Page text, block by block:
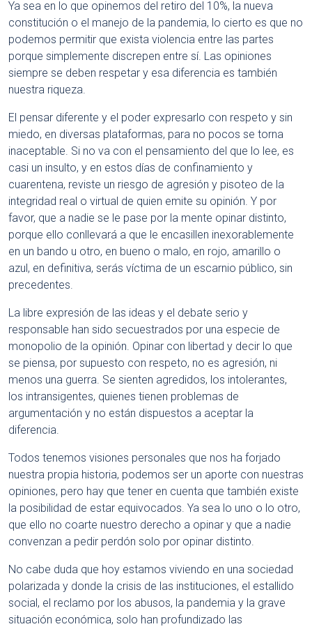
Ya sea en lo que opinemos del retiro del 10%, la nueva
constitución o el manejo de la pandemia, lo cierto es que no
podemos permitir que exista violencia entre las partes
porque simplemente discrepen entre sí. Las opiniones
siempre se deben respetar y esa diferencia es también
nuestra riqueza.
El pensar diferente y el poder expresarlo con respeto y sin
miedo, en diversas plataformas, para no pocos se torna
inaceptable. Si no va con el pensamiento del que lo lee, es
casi un insulto, y en estos días de confinamiento y
cuarentena, reviste un riesgo de agresión y pisoteo de la
integridad real o virtual de quien emite su opinión. Y por
favor, que a nadie se le pase por la mente opinar distinto,
porque ello conllevará a que le encasillen inexorablemente
en un bando u otro, en bueno o malo, en rojo, amarillo o
azul, en definitiva, serás víctima de un escarnio público, sin
precedentes.
La libre expresión de las ideas y el debate serio y
responsable han sido secuestrados por una especie de
monopolio de la opinión. Opinar con libertad y decir lo que
se piensa, por supuesto con respeto, no es agresión, ni
menos una guerra. Se sienten agredidos, los intolerantes,
los intransigentes, quienes tienen problemas de
argumentación y no están dispuestos a aceptar la
diferencia.
Todos tenemos visiones personales que nos ha forjado
nuestra propia historia, podemos ser un aporte con nuestras
opiniones, pero hay que tener en cuenta que también existe
la posibilidad de estar equivocados. Ya sea lo uno o lo otro,
que ello no coarte nuestro derecho a opinar y que a nadie
convenzan a pedir perdón solo por opinar distinto.
No cabe duda que hoy estamos viviendo en una sociedad
polarizada y donde la crisis de las instituciones, el estallido
social, el reclamo por los abusos, la pandemia y la grave
situación económica, solo han profundizado las